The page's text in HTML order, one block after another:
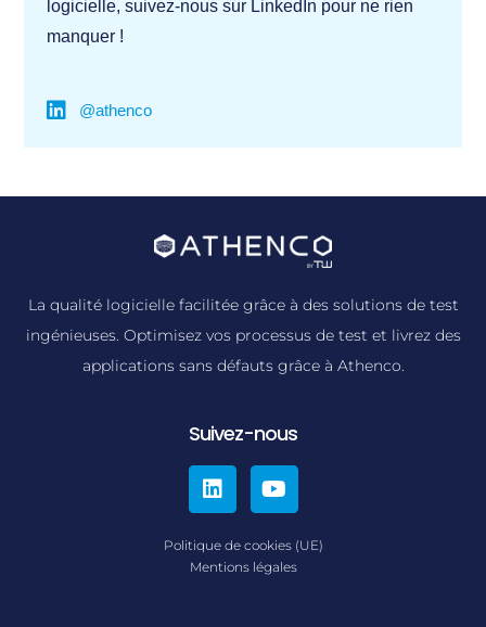
logicielle, suivez-nous sur LinkedIn pour ne rien
manquer !
@athenco
La qualité logicielle facilitée grâce à des solutions de test
ingénieuses. Optimisez vos processus de test et livrez des
applications sans défauts grâce à Athenco.
Suivez-nous
Politique de cookies (UE)
Mentions légales